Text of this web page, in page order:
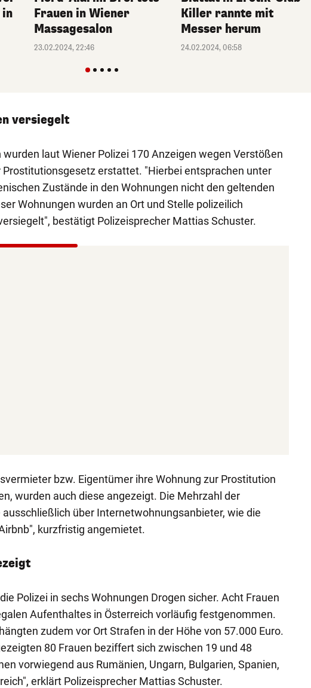
Frauen in Wiener
Massagesalon
23.02.2024, 22:46
Killer rannte mit
Messer herum
24.02.2024, 06:58
versiegelt
wurden laut Wiener Polizei 170 Anzeigen wegen Verstößen
Prostitutionsgesetz erstattet. "Hierbei entsprachen unter
Zustände in den Wohnungen nicht den geltenden
Wohnungen wurden an Ort und Stelle polizeilich
bestätigt Polizeisprecher Mattias Schuster.
bzw. Eigentümer ihre Wohnung zur Prostitution
wurden auch diese angezeigt. Die Mehrzahl der
über Internetwohnungsanbieter, wie die
kurzfristig angemietet.
Polizei in sechs Wohnungen Drogen sicher. Acht Frauen
Aufenthaltes in Österreich vorläufig festgenommen.
zudem vor Ort Strafen in der Höhe von 57.000 Euro.
80 Frauen beziffert sich zwischen 19 und 48
vorwiegend aus Rumänien, Ungarn, Bulgarien, Spanien,
erklärt Polizeisprecher Mattias Schuster.